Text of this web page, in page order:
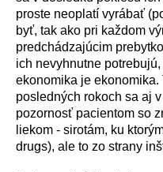
proste neoplatí vyrábať
byť, tak ako pri každom vý
predchádzajúcim
ich nevyhnutne potrebujú
ekonomika je
posledných rokoch sa aj
pozornosť pacientom so
liekom - sirotám, ku ktorý
drugs), ale to zo strany